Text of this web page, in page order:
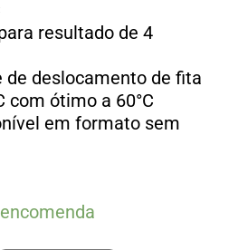
resultado de 4
de deslocamento de fita
com ótimo a 60°C
em formato sem